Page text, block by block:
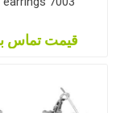
قیمت تماس